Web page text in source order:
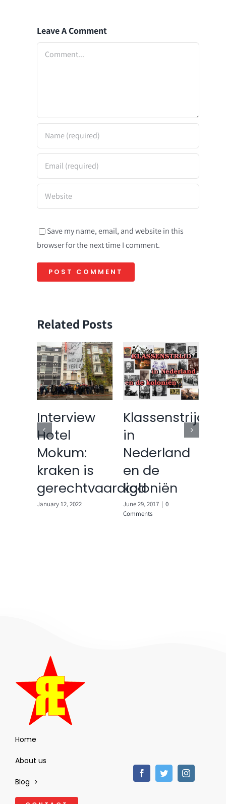
Leave A Comment
Save my name, email, and website in this
browser for the next time I comment.
Related Posts
Interview
Hotel
Mokum:
kraken is
gerechtvaardigd
January 12, 2022
Klassenstrijd
in
Nederland
en de
koloniën
June 29, 2017 | 0
Comments
Home
About us
Blog